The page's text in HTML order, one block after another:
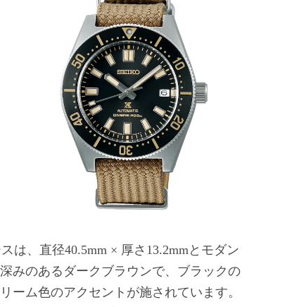
は、直径40.5mm × 厚さ13.2mmとモダン
みのあるダークブラウンで、ブラックの
ーム色のアクセントが施されています。